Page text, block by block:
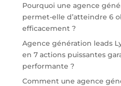
Pourquoi une agence
permet-elle d’atteindre 6
efficacement ?
Agence génération leads
en 7 actions puissantes
performante ?
Comment une agence